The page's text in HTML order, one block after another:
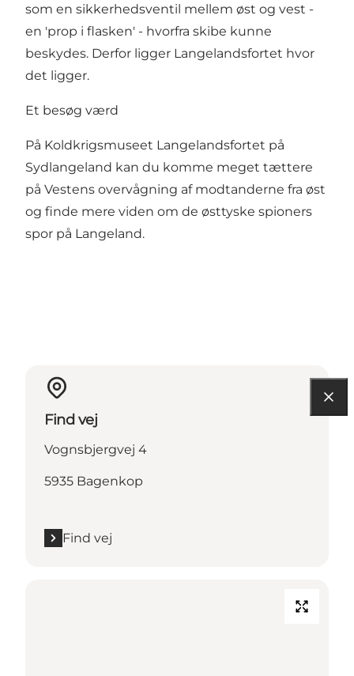
som en sikkerhedsventil mellem øst og vest -
en 'prop i flasken' - hvorfra skibe kunne
beskydes. Derfor ligger Langelandsfortet hvor
det ligger.
Et besøg værd
På Koldkrigsmuseet Langelandsfortet på
Sydlangeland kan du komme meget tættere
på Vestens overvågning af modtanderne fra øst
og finde mere viden om de østtyske spioners
spor på Langeland.
Find vej
Vognsbjergvej 4
5935 Bagenkop
Find vej